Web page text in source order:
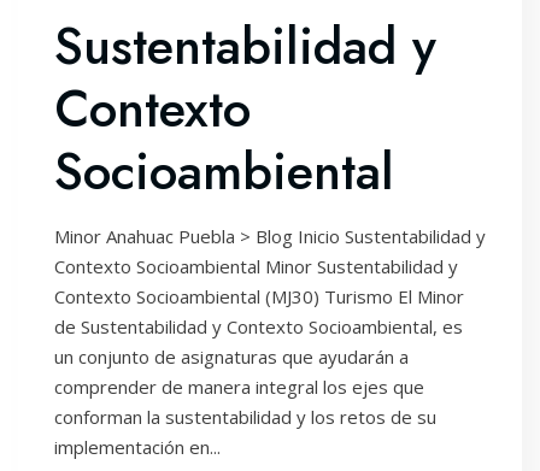
Sustentabilidad y
Contexto
Socioambiental
Minor Anahuac Puebla > Blog Inicio Sustentabilidad y
Contexto Socioambiental Minor Sustentabilidad y
Contexto Socioambiental (MJ30) Turismo El Minor
de Sustentabilidad y Contexto Socioambiental, es
un conjunto de asignaturas que ayudarán a
comprender de manera integral los ejes que
conforman la sustentabilidad y los retos de su
implementación en...